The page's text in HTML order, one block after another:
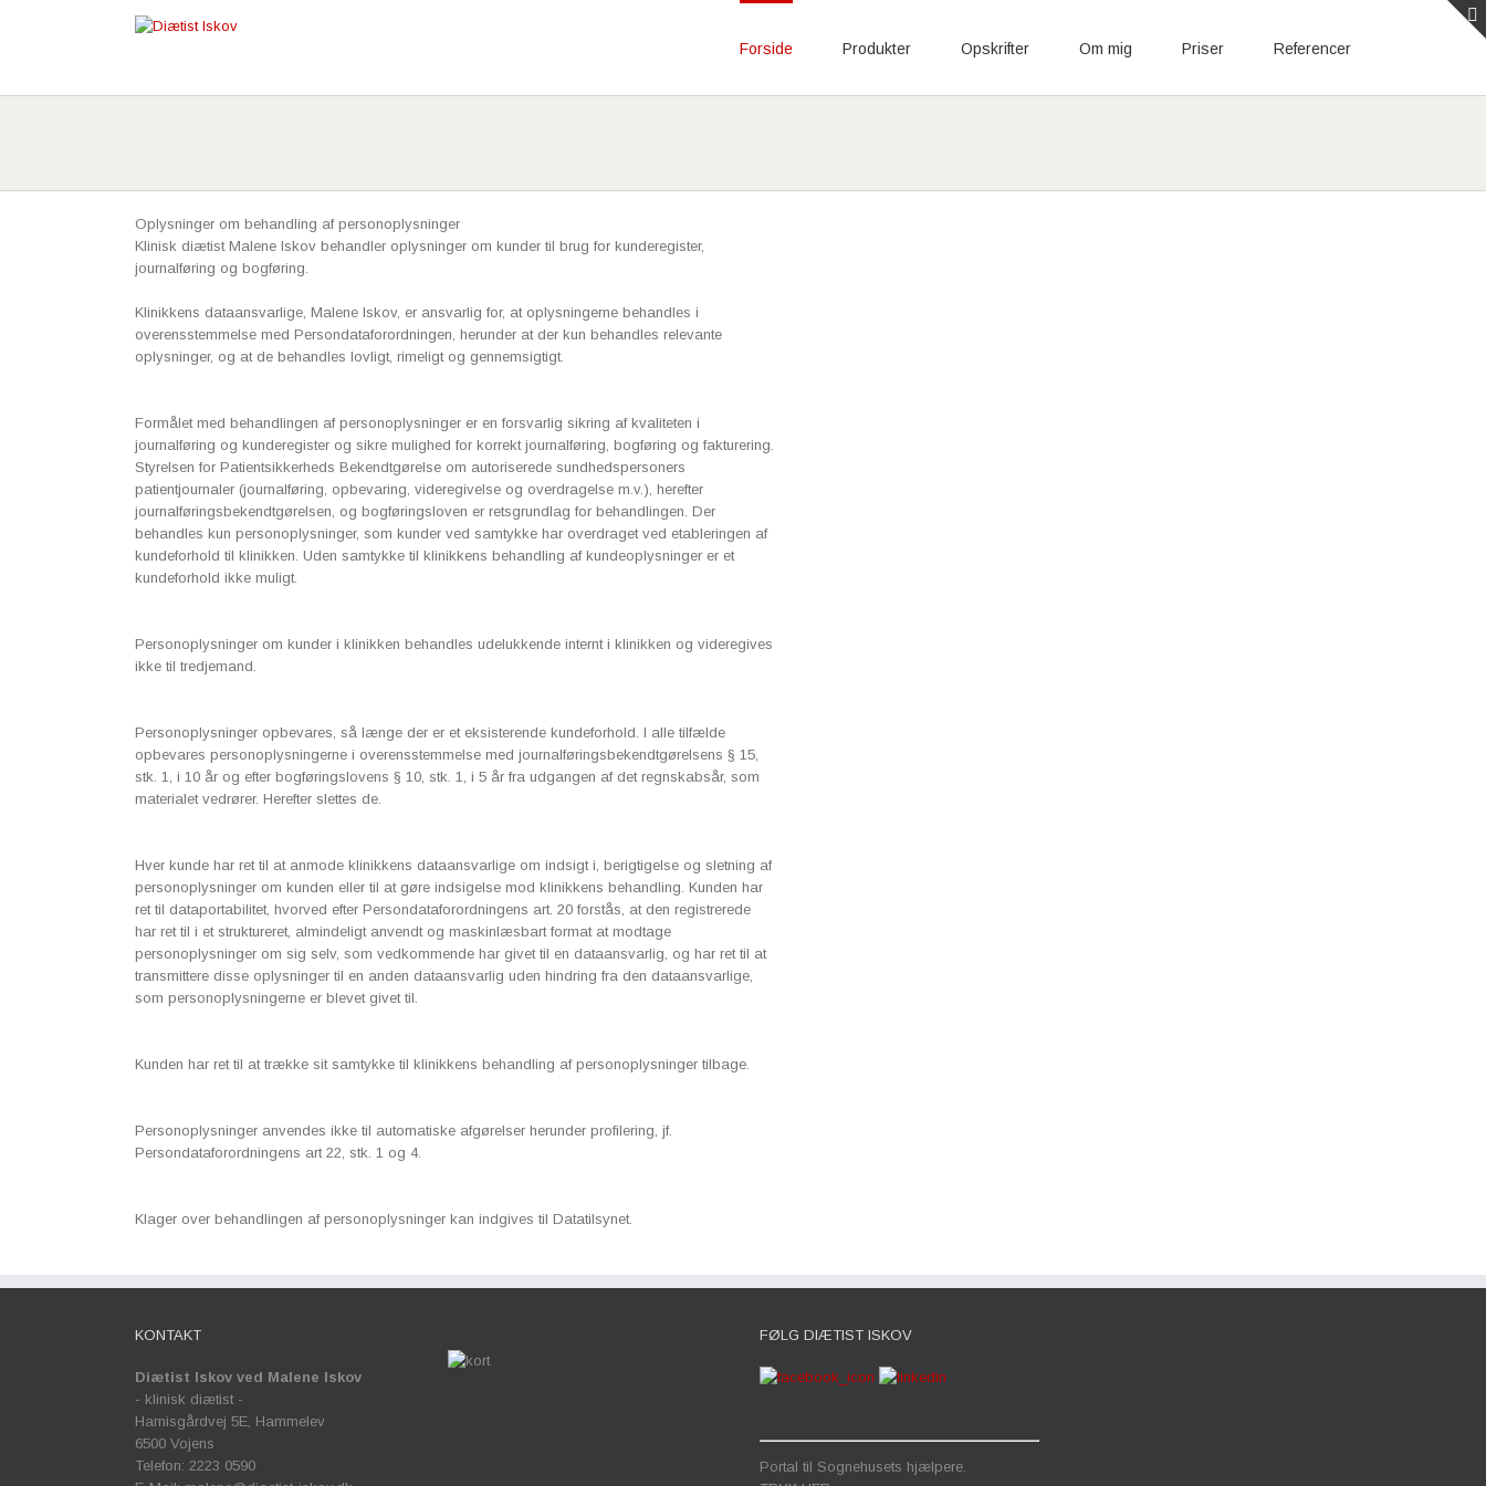
Forside Produkter Opskrifter Om mig Priser Referencer
Oplysninger om behandling af personoplysninger
Klinisk diætist Malene Iskov behandler oplysninger om kunder til brug for kunderegister,
journalføring og bogføring.
Klinikkens dataansvarlige, Malene Iskov, er ansvarlig for, at oplysningerne behandles i
overensstemmelse med Persondataforordningen, herunder at der kun behandles relevante
oplysninger, og at de behandles lovligt, rimeligt og gennemsigtigt.
Formålet med behandlingen af personoplysninger er en forsvarlig sikring af kvaliteten i
journalføring og kunderegister og sikre mulighed for korrekt journalføring, bogføring og fakturering.
Styrelsen for Patientsikkerheds Bekendtgørelse om autoriserede sundhedspersoners
patientjournaler (journalføring, opbevaring, videregivelse og overdragelse m.v.), herefter
journalføringsbekendtgørelsen, og bogføringsloven er retsgrundlag for behandlingen. Der
behandles kun personoplysninger, som kunder ved samtykke har overdraget ved etableringen af
kundeforhold til klinikken. Uden samtykke til klinikkens behandling af kundeoplysninger er et
kundeforhold ikke muligt.
Personoplysninger om kunder i klinikken behandles udelukkende internt i klinikken og videregives
ikke til tredjemand.
Personoplysninger opbevares, så længe der er et eksisterende kundeforhold. I alle tilfælde
opbevares personoplysningerne i overensstemmelse med journalføringsbekendtgørelsens § 15,
stk. 1, i 10 år og efter bogføringslovens § 10, stk. 1, i 5 år fra udgangen af det regnskabsår, som
materialet vedrører. Herefter slettes de.
Hver kunde har ret til at anmode klinikkens dataansvarlige om indsigt i, berigtigelse og sletning af
personoplysninger om kunden eller til at gøre indsigelse mod klinikkens behandling. Kunden har
ret til dataportabilitet, hvorved efter Persondataforordningens art. 20 forstås, at den registrerede
har ret til i et struktureret, almindeligt anvendt og maskinlæsbart format at modtage
personoplysninger om sig selv, som vedkommende har givet til en dataansvarlig, og har ret til at
transmittere disse oplysninger til en anden dataansvarlig uden hindring fra den dataansvarlige,
som personoplysningerne er blevet givet til.
Kunden har ret til at trække sit samtykke til klinikkens behandling af personoplysninger tilbage.
Personoplysninger anvendes ikke til automatiske afgørelser herunder profilering, jf.
Persondataforordningens art 22, stk. 1 og 4.
Klager over behandlingen af personoplysninger kan indgives til Datatilsynet.
KONTAKT
Diætist Iskov ved Malene Iskov
- klinisk diætist -
Hamisgårdvej 5E, Hammelev
6500 Vojens
Telefon: 2223 0590
FØLG DIÆTIST ISKOV
Portal til Sognehusets hjælpere.